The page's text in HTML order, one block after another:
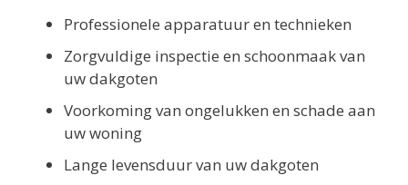
Professionele apparatuur en technieken
Zorgvuldige inspectie en schoonmaak van
uw dakgoten
Voorkoming van ongelukken en schade aan
uw woning
Lange levensduur van uw dakgoten